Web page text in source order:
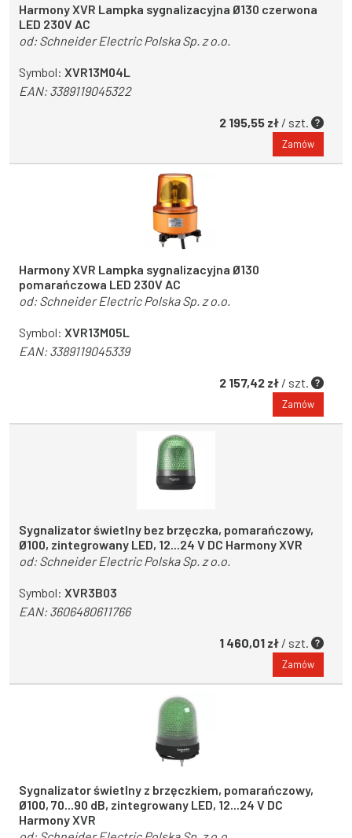
Harmony XVR Lampka sygnalizacyjna Ø130 czerwona
LED 230V AC
od:Schneider Electric Polska Sp. z o.o.
Symbol: XVR13M04L
EAN:3389119045322
2 195,55 zł / szt.
Zamów
Harmony XVR Lampka sygnalizacyjna Ø130
pomarańczowa LED 230V AC
od:Schneider Electric Polska Sp. z o.o.
Symbol: XVR13M05L
EAN:3389119045339
2 157,42 zł / szt.
Zamów
Sygnalizator świetlny bez brzęczka, pomarańczowy,
Ø100, zintegrowany LED, 12...24 V DC Harmony XVR
od:Schneider Electric Polska Sp. z o.o.
Symbol: XVR3B03
EAN:3606480611766
1 460,01 zł / szt.
Zamów
Sygnalizator świetlny z brzęczkiem, pomarańczowy,
Ø100, 70...90 dB, zintegrowany LED, 12...24 V DC
Harmony XVR